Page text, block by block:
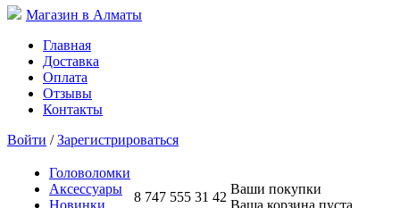
Магазин в Алматы
Главная
Доставка
Оплата
Отзывы
Контакты
Войти /Зарегистрироваться
Головоломки
Аксессуары
Новинки
8 747 555 31 42
Ваши покупки
Ваша корзина пуста